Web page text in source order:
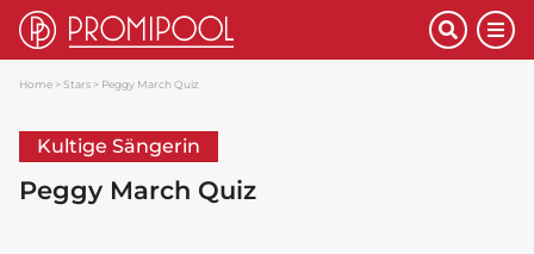
Home Stars Peggy March Quiz
Kultige Sängerin
Peggy March Quiz